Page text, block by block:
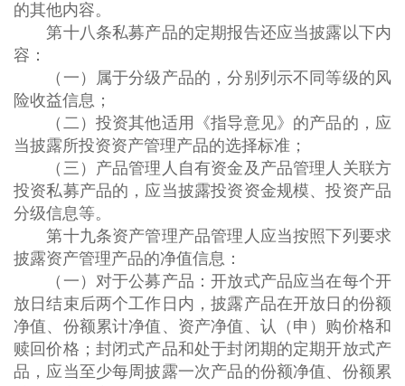
的其他内容。
第十八条私募产品的定期报告还应当披露以下内
容：
（一）属于分级产品的，分别列示不同等级的风
险收益信息；
（二）投资其他适用《指导意见》的产品的，应
当披露所投资资产管理产品的选择标准；
（三）产品管理人自有资金及产品管理人关联方
投资私募产品的，应当披露投资资金规模、投资产品
分级信息等。
第十九条资产管理产品管理人应当按照下列要求
披露资产管理产品的净值信息：
（一）对于公募产品：开放式产品应当在每个开
放日结束后两个工作日内，披露产品在开放日的份额
净值、份额累计净值、资产净值、认（申）购价格和
赎回价格；封闭式产品和处于封闭期的定期开放式产
品，应当至少每周披露一次产品的份额净值、份额累